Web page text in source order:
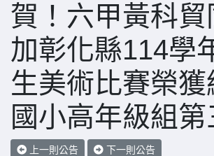
賀！六甲黃科貿
加彰化縣114學
生美術比賽榮獲
國小高年級組第
上一則公告 下一則公告